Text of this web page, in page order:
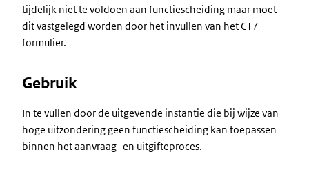
tijdelijk niet te voldoen aan functiescheiding maar moet
dit vastgelegd worden door het invullen van het C17
formulier.
Gebruik
In te vullen door de uitgevende instantie die bij wijze van
hoge uitzondering geen functiescheiding kan toepassen
binnen het aanvraag- en uitgifteproces.